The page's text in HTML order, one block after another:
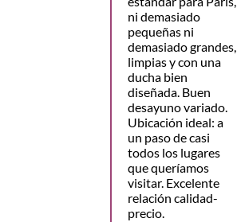
ni demasiado
pequeñas ni
demasiado grandes,
limpias y con una
ducha bien
diseñada. Buen
desayuno variado.
Ubicación ideal: a
un paso de casi
todos los lugares
que queríamos
visitar. Excelente
relación calidad-
precio.